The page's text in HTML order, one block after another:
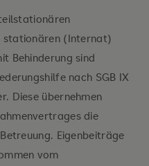
stationären (Internat)
Behinderung sind
nach SGB IX
Diese übernehmen
die
Eigenbeiträge
vom